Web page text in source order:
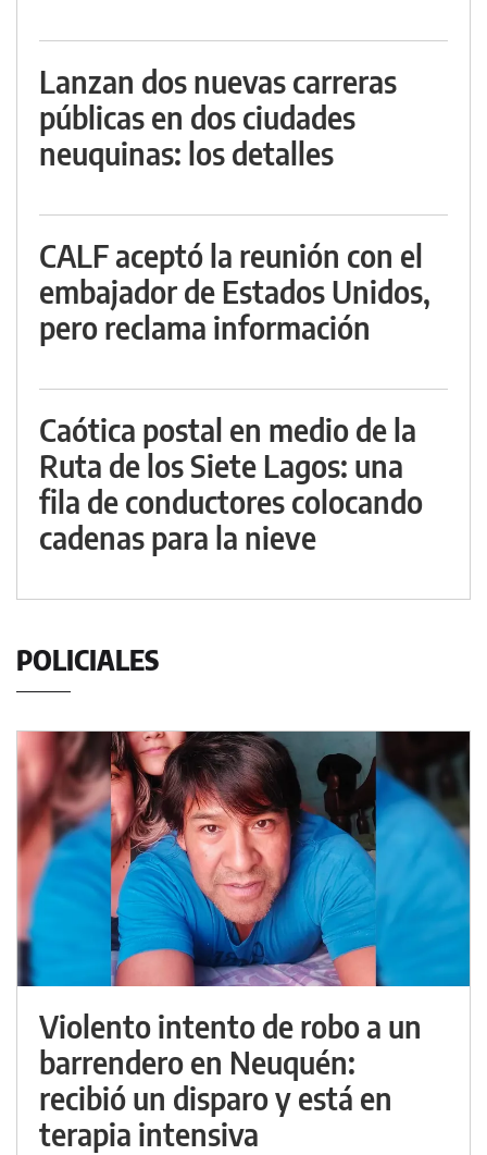
Lanzan dos nuevas carreras
públicas en dos ciudades
neuquinas: los detalles
CALF aceptó la reunión con el
embajador de Estados Unidos,
pero reclama información
Caótica postal en medio de la
Ruta de los Siete Lagos: una
fila de conductores colocando
cadenas para la nieve
POLICIALES
Violento intento de robo a un
barrendero en Neuquén:
recibió un disparo y está en
terapia intensiva